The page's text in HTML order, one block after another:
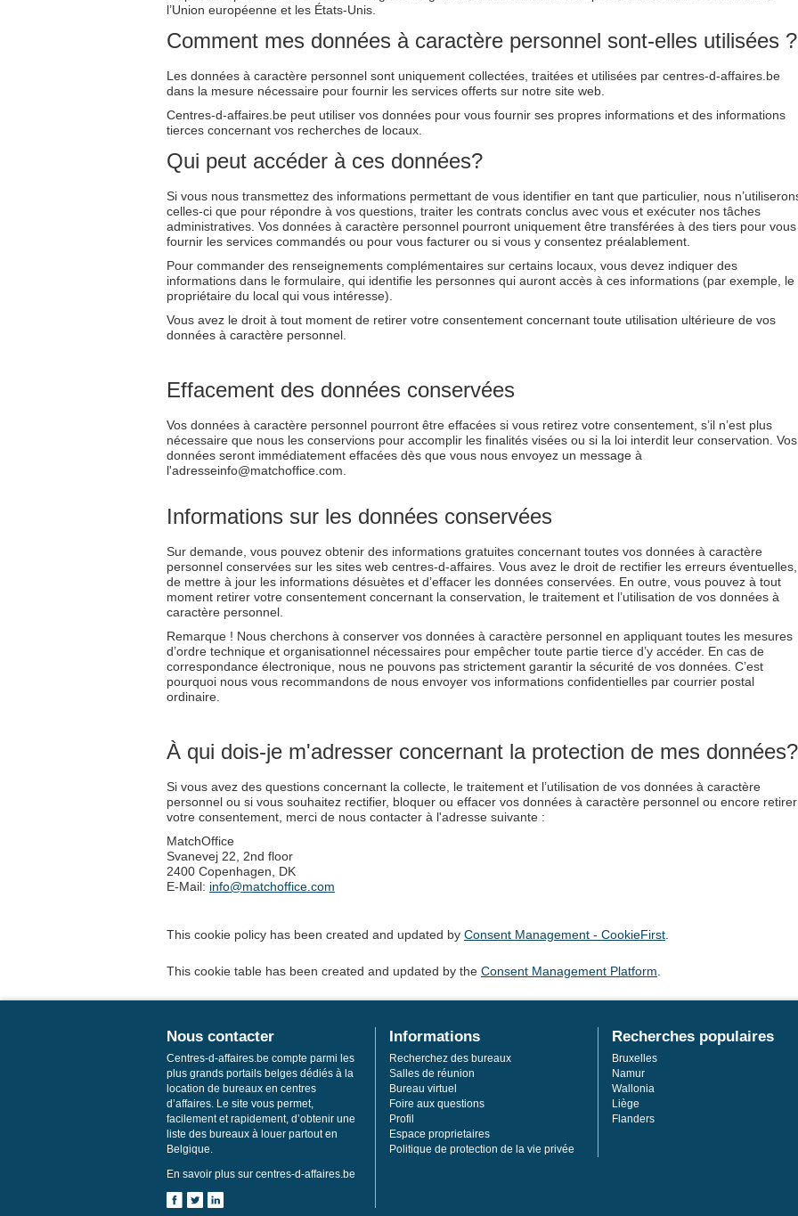
l’Union européenne et les États-Unis.
Comment mes données à caractère personnel sont-elles utilisées ?
Les données à caractère personnel sont uniquement collectées, traitées et utilisées par centres-d-affaires.be
dans la mesure nécessaire pour fournir les services offerts sur notre site web.
Centres-d-affaires.be peut utiliser vos données pour vous fournir ses propres informations et des informations
tierces concernant vos recherches de locaux.
Qui peut accéder à ces données?
Si vous nous transmettez des informations permettant de vous identifier en tant que particulier, nous
celles-ci que pour répondre à vos questions, traiter les contrats conclus avec vous et exécuter nos tâches
administratives. Vos données à caractère personnel pourront uniquement être transférées à des tiers pour vous
fournir les services commandés ou pour vous facturer ou si vous y consentez préalablement.
Pour commander des renseignements complémentaires sur certains locaux, vous devez indiquer des
informations dans le formulaire, qui identifie les personnes qui auront accès à ces informations (par exemple, le
propriétaire du local qui vous intéresse).
Vous avez le droit à tout moment de retirer votre consentement concernant toute utilisation ultérieure de vos
données à caractère personnel.
Effacement des données conservées
Vos données à caractère personnel pourront être effacées si vous retirez votre consentement, s’il n’est plus
nécessaire que nous les conservions pour accomplir les finalités visées ou si la loi interdit leur conservation. Vos
données seront immédiatement effacées dès que vous nous envoyez un message à
l'adresseinfo@matchoffice.com.
Informations sur les données conservées
Sur demande, vous pouvez obtenir des informations gratuites concernant toutes vos données à caractère
personnel conservées sur les sites web centres-d-affaires. Vous avez le droit de rectifier les erreurs éventuelles,
de mettre à jour les informations désuètes et d’effacer les données conservées. En outre, vous pouvez à tout
moment retirer votre consentement concernant la conservation, le traitement et l’utilisation de vos données à
caractère personnel.
Remarque ! Nous cherchons à conserver vos données à caractère personnel en appliquant toutes les mesures
d’ordre technique et organisationnel nécessaires pour empêcher toute partie tierce d’y accéder. En cas de
correspondance électronique, nous ne pouvons pas strictement garantir la sécurité de vos données. C’est
pourquoi nous vous recommandons de nous envoyer vos informations confidentielles par courrier postal
ordinaire.
À qui dois-je m'adresser concernant la protection de mes données?
Si vous avez des questions concernant la collecte, le traitement et l’utilisation de vos données à caractère
personnel ou si vous souhaitez rectifier, bloquer ou effacer vos données à caractère personnel ou encore retirer
votre consentement, merci de nous contacter à l'adresse suivante :
MatchOffice
Svanevej 22, 2nd floor
2400 Copenhagen, DK
E-Mail: info@matchoffice.com
This cookie policy has been created and updated by Consent Management - CookieFirst
This cookie table has been created and updated by the Consent Management Platform
Nous contacter
Centres-d-affaires.be compte parmi les
plus grands portails belges dédiés à la
location de bureaux en centres
d’affaires. Le site vous permet,
facilement et rapidement, d’obtenir une
liste des bureaux à louer partout en
Belgique.
En savoir plus sur centres-d-affaires.be
Informations
Recherchez des bureaux
Salles de réunion
Bureau virtuel
Foire aux questions
Profil
Espace proprietaires
Politique de protection de la vie privée
Recherches populaires
Bruxelles
Namur
Wallonia
Liège
Flanders